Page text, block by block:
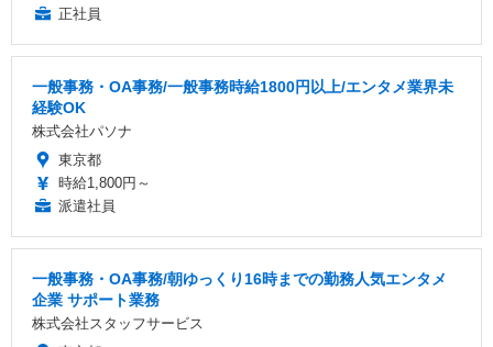
正社員
一般事務・OA事務/一般事務時給1800円以上/エンタメ業界未
経験OK
株式会社パソナ
東京都
時給1,800円～
派遣社員
一般事務・OA事務/朝ゆっくり16時までの勤務人気エンタメ
企業 サポート業務
株式会社スタッフサービス